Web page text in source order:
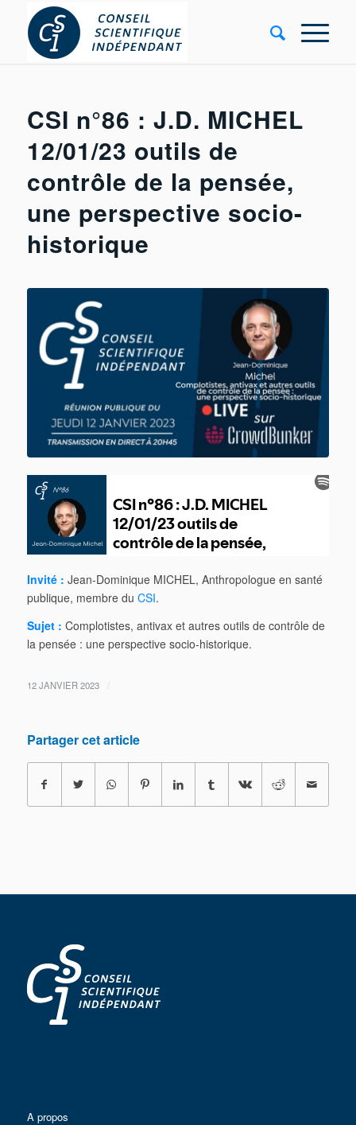
CSI n°86 : J.D. MICHEL
12/01/23 outils de
contrôle de la pensée,
une perspective socio-
historique
Invité : Jean-Dominique MICHEL, Anthropologue en santé
publique, membre du CSI.
Sujet : Complotistes, antivax et autres outils de contrôle de
la pensée : une perspective socio-historique.
12 JANVIER 2023 /
Partager cet article
A propos